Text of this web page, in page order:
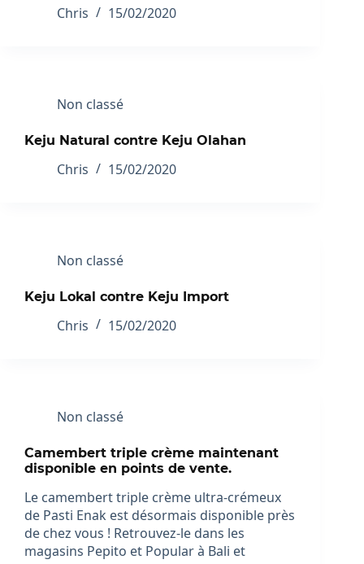
Chris 15/02/2020
Non classé
Keju Natural contre Keju Olahan
Chris 15/02/2020
Non classé
Keju Lokal contre Keju Import
Chris 15/02/2020
Non classé
Camembert triple crème maintenant
disponible en points de vente.
Le camembert triple crème ultra-crémeux
de Pasti Enak est désormais disponible près
de chez vous ! Retrouvez-le dans les
magasins Pepito et Popular à Bali et